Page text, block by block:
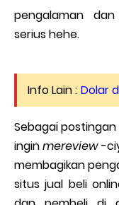
pengalaman
serius hehe.
Info Lain : Dolar
Sebagai
inginmereview-
membagikan
situs jual beli